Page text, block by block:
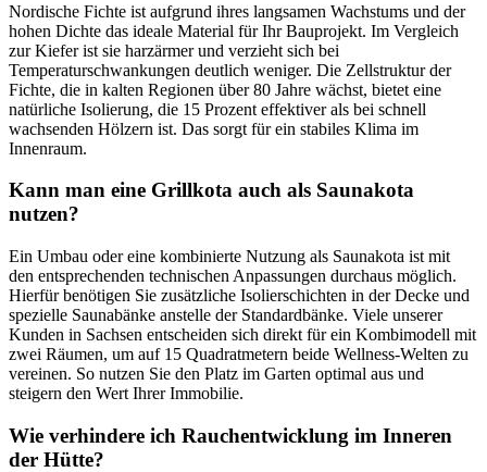
Nordische Fichte ist aufgrund ihres langsamen Wachstums und der
hohen Dichte das ideale Material für Ihr Bauprojekt. Im Vergleich
zur Kiefer ist sie harzärmer und verzieht sich bei
Temperaturschwankungen deutlich weniger. Die Zellstruktur der
Fichte, die in kalten Regionen über 80 Jahre wächst, bietet eine
natürliche Isolierung, die 15 Prozent effektiver als bei schnell
wachsenden Hölzern ist. Das sorgt für ein stabiles Klima im
Innenraum.
Kann man eine Grillkota auch als Saunakota
nutzen?
Ein Umbau oder eine kombinierte Nutzung als Saunakota ist mit
den entsprechenden technischen Anpassungen durchaus möglich.
Hierfür benötigen Sie zusätzliche Isolierschichten in der Decke und
spezielle Saunabänke anstelle der Standardbänke. Viele unserer
Kunden in Sachsen entscheiden sich direkt für ein Kombimodell mit
zwei Räumen, um auf 15 Quadratmetern beide Wellness-Welten zu
vereinen. So nutzen Sie den Platz im Garten optimal aus und
steigern den Wert Ihrer Immobilie.
Wie verhindere ich Rauchentwicklung im Inneren
der Hütte?